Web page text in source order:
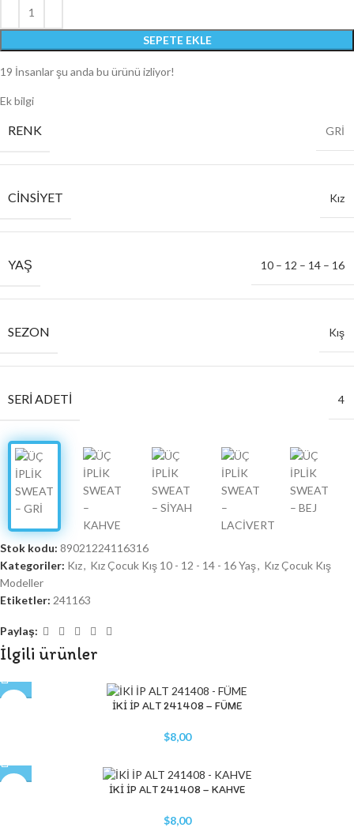
SEPETE EKLE
19 İnsanlar şu anda bu ürünü izliyor!
Ek bilgi
RENK GRİ
CINSIYET Kız
YAŞ 10 – 12 – 14 – 16
SEZON Kış
SERI ADETI 4
Stok kodu: 89021224116316
Kategoriler: Kız, Kız Çocuk Kış 10 - 12 - 14 - 16 Yaş, Kız Çocuk Kış
Modeller
Etiketler: 241163
Paylaş:
İlgili ürünler
İKİ İP ALT 241408 – FÜME
$8,00
İKİ İP ALT 241408 – KAHVE
$8,00